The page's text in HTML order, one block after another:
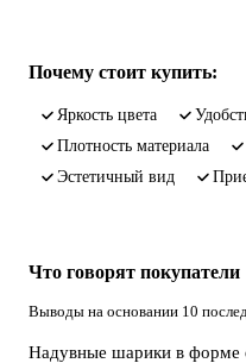
Почему стоит купить:
яркость цвета
плотность материала
эстетичный вид
Что говорят покупатели
Выводы на основании 10
Надувные шарики в форме